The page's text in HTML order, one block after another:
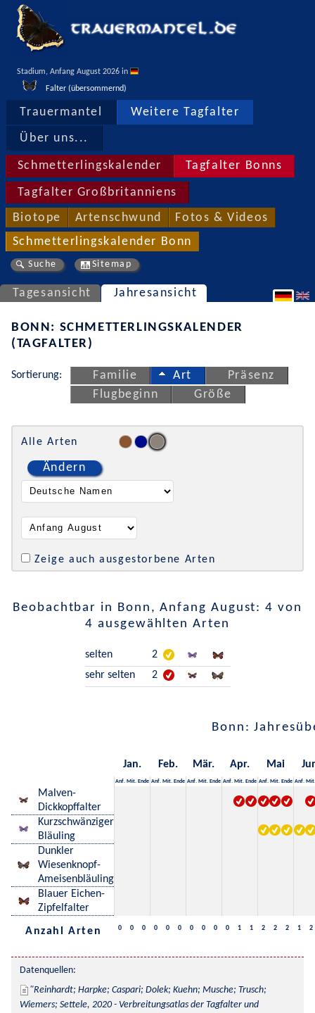
Stadium, Anfang August 2026 in
Falter (übersommernd)
Trauermantel Weitere Tagfalter
Über uns...
Schmetterlingskalender Tagfalter Bonns
Tagfalter Großbritanniens
Biotope Artenschwund Fotos & Videos
Schmetterlingskalender Bonn
Suche Sitemap
Tagesansicht Jahresansicht
BONN: SCHMETTERLINGSKALENDER
(TAGFALTER)
Sortierung: Familie Art
Präsenz
Flugbeginn
Größe
Alle Arten
Ändern
Zeige auch ausgestorbene Arten
Beobachtbar in Bonn, Anfang August: 4 von
4 ausgewählten Arten
selten
2
sehr selten
2
Bonn:
Jan. Feb. Mär. Apr. Mai
Anf. Mit. Ende Anf. Mit. Ende Anf. Mit. Ende Anf. Mit. Ende Anf. Mit. Ende Anf. Mit.
Malven-
Dickkopffalter
Kurzschwänziger
Bläuling
Dunkler
Wiesenknopf-
Ameisenbläuling
Blauer Eichen-
Zipfelfalter
Anzahl Arten 0 0 0 0 0 0 0 0 0 0 1 1 2 2 2 1 2
Datenquellen:
Reinhardt; Harpke; Caspari; Dolek; Kuehn; Musche; Trusch;
Wiemers; Settele, 2020 - Verbreitungsatlas der Tagfalter und